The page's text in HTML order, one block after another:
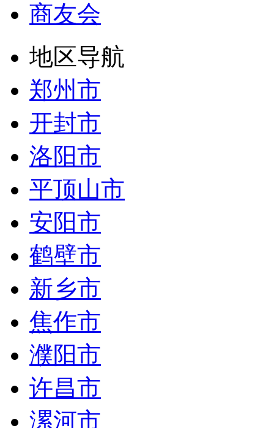
商友会
地区导航
郑州市
开封市
洛阳市
平顶山市
安阳市
鹤壁市
新乡市
焦作市
濮阳市
许昌市
漯河市